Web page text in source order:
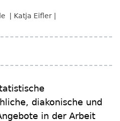
Katja Eifler
diakonische und
in der Arbeit